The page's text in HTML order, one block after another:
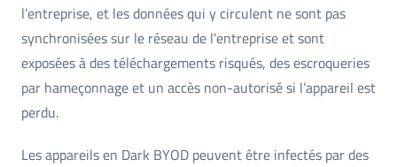
l’entreprise, et les données qui y circulent ne sont pas
synchronisées sur le réseau de l’entreprise et sont
exposées à des téléchargements risqués, des escroqueries
par hameçonnage et un accès non-autorisé si l’appareil est
perdu.
Les appareils en Dark BYOD peuvent être infectés par des